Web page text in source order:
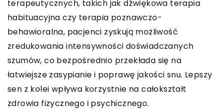
terapeutycznych, takich jak dźwiękowa terapia
habituacyjna czy terapia poznawczo-
behawioralna, pacjenci zyskują możliwość
zredukowania intensywności doświadczanych
szumów, co bezpośrednio przekłada się na
łatwiejsze zasypianie i poprawę jakości snu. Lepszy
sen z kolei wpływa korzystnie na całokształt
zdrowia fizycznego i psychicznego.